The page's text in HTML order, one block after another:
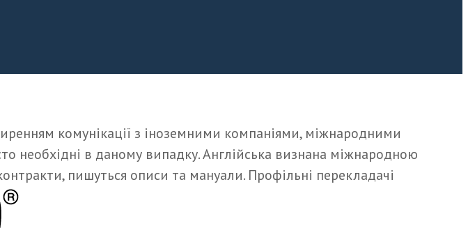
комунікації з іноземними компаніями, міжнародними
необхідні в даному випадку. Англійська визнана міжнародною
пишуться описи та мануали. Профільні перекладачі